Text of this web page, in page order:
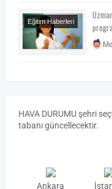
Eğitim Haberleri
Memur Haberleri
HAVA DURUMU şehri
tabanı güncellecektir.
Ankara